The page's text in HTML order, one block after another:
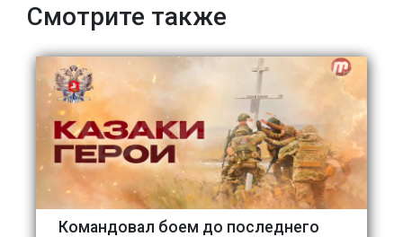
Смотрите также
Командовал боем до последнего